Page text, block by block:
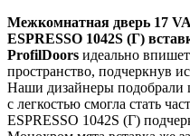
Межкомнатная дверь 17
ESPRESSO 1042S (Г)
ProfilDoors идеально
пространство, подчеркнув
Наши дизайнеры подобрали
с легкостью смогла стать
ESPRESSO 1042S (Г)